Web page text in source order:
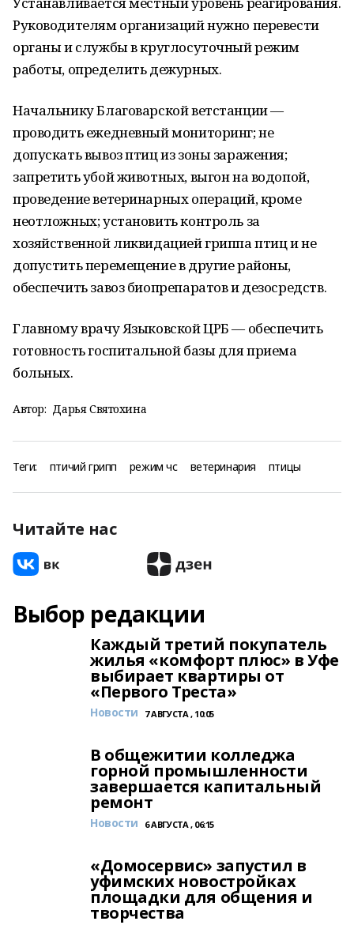
Руководителям организаций нужно перевести
органы и службы в круглосуточный режим
работы, определить дежурных.
Начальнику Благоварской ветстанции —
проводить ежедневный мониторинг; не
допускать вывоз птиц из зоны заражения;
запретить убой животных, выгон на водопой,
проведение ветеринарных операций, кроме
неотложных; установить контроль за
хозяйственной ликвидацией гриппа птиц и не
допустить перемещение в другие районы,
обеспечить завоз биопрепаратов и дезосредств.
Главному врачу Языковской ЦРБ — обеспечить
готовность госпитальной базы для приема
больных.
Автор: Дарья Святохина
Теги: птичий грипп режим чс ветеринария птицы
Читайте нас
Выбор редакции
Каждый третий покупатель
жилья «комфорт плюс» в Уфе
выбирает квартиры от
«Первого Треста»
Новости 7 АВГУСТА , 10:05
В общежитии колледжа
горной промышленности
завершается капитальный
ремонт
Новости 6 АВГУСТА , 06:15
«Домосервис» запустил в
уфимских новостройках
площадки для общения и
творчества